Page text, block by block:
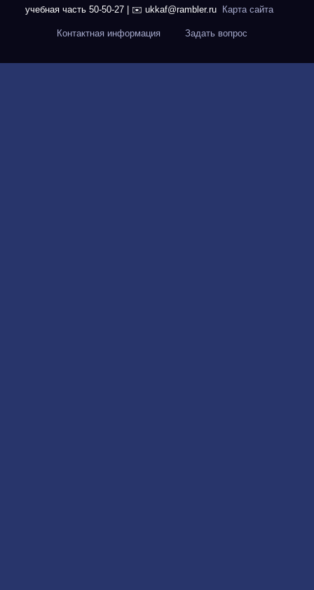
Карта сайта
Контактная информация Задать вопрос